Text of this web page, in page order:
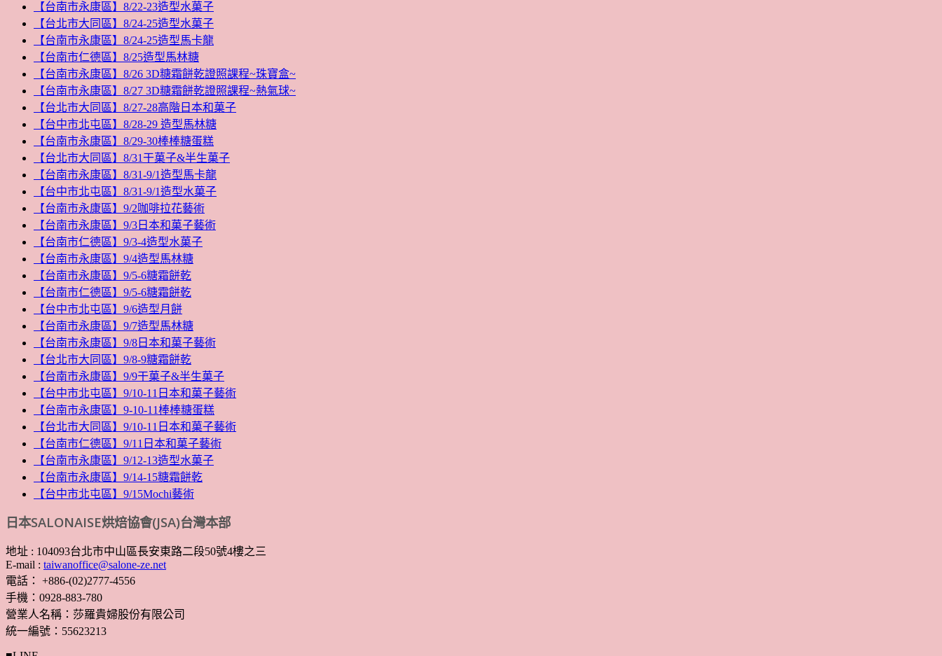
【台南市永康區】8/22-23造型水菓子
【台北市大同區】8/24-25造型水菓子
【台南市永康區】8/24-25造型馬卡龍
【台南市仁德區】8/25造型馬林糖
【台南市永康區】8/26 3D糖霜餅乾證照課程~珠寶盒~
【台南市永康區】8/27 3D糖霜餅乾證照課程~熱氣球~
【台北市大同區】8/27-28高階日本和菓子
【台中市北屯區】8/28-29 造型馬林糖
【台南市永康區】8/29-30棒棒糖蛋糕
【台北市大同區】8/31干菓子&半生菓子
【台南市永康區】8/31-9/1造型馬卡龍
【台中市北屯區】8/31-9/1造型水菓子
【台南市永康區】9/2咖啡拉花藝術
【台南市永康區】9/3日本和菓子藝術
【台南市仁德區】9/3-4造型水菓子
【台南市永康區】9/4造型馬林糖
【台南市永康區】9/5-6糖霜餅乾
【台南市仁德區】9/5-6糖霜餅乾
【台中市北屯區】9/6造型月餅
【台南市永康區】9/7造型馬林糖
【台南市永康區】9/8日本和菓子藝術
【台北市大同區】9/8-9糖霜餅乾
【台南市永康區】9/9干菓子&半生菓子
【台中市北屯區】9/10-11日本和菓子藝術
【台南市永康區】9-10-11棒棒糖蛋糕
【台北市大同區】9/10-11日本和菓子藝術
【台南市仁德區】9/11日本和菓子藝術
【台南市永康區】9/12-13造型水菓子
【台南市永康區】9/14-15糖霜餅乾
【台中市北屯區】9/15Mochi藝術
日本SALONAISE烘焙協會(JSA)台灣本部
地址 : 104093台北市中山區長安東路二段50號4樓之三
E-mail : taiwanoffice@salone-ze.net
電話： +886-(02)2777-4556
手機：0928-883-780
營業人名稱：莎羅貴婦股份有限公司
統一編號：55623213